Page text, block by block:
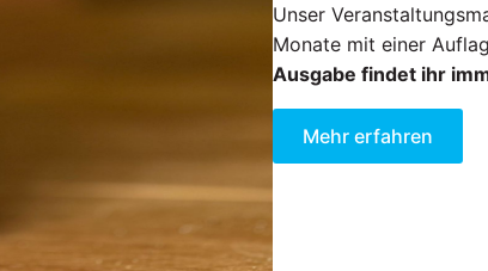
Unser
Monate mit einer
Ausgabe findet ihr
Mehr erfahren